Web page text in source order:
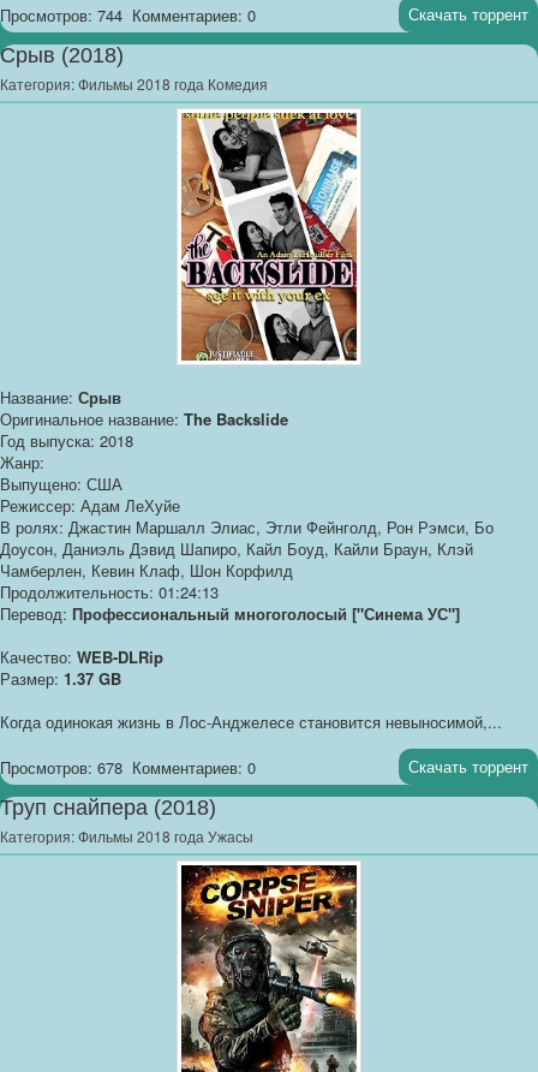
Просмотров: 744 Комментариев: 0 Скачать торрент
Срыв (2018)
Категория:Фильмы 2018 года Комедия
Название: Срыв
Оригинальное название: The Backslide
Год выпуска: 2018
Жанр:
Выпущено: США
Режиссер: Адам ЛеХуйе
В ролях: Джастин Маршалл Элиас, Этли Фейнголд, Рон Рэмси, Бо
Доусон, Даниэль Дэвид Шапиро, Кайл Боуд, Кайли Браун, Клэй
Чамберлен, Кевин Клаф, Шон Корфилд
Продолжительность: 01:24:13
Перевод: Профессиональный многоголосый ["Синема УС"]
Качество: WEB-DLRip
Размер: 1.37 GB
Когда одинокая жизнь в Лос-Анджелесе становится невыносимой,...
Просмотров: 678 Комментариев: 0 Скачать торрент
Труп снайпера (2018)
Категория:Фильмы 2018 года Ужасы